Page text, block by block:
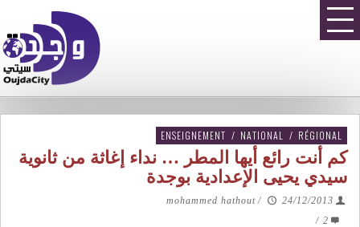
ENSEIGNEMENT / NATIONAL / RÉGIONAL
كم أنت رائع أيها المطر … نداء إغاثة من ثانوية
سيدي يحيى الإعدادية بوجدة
mohammed hathout /
24/12/2013
2
/